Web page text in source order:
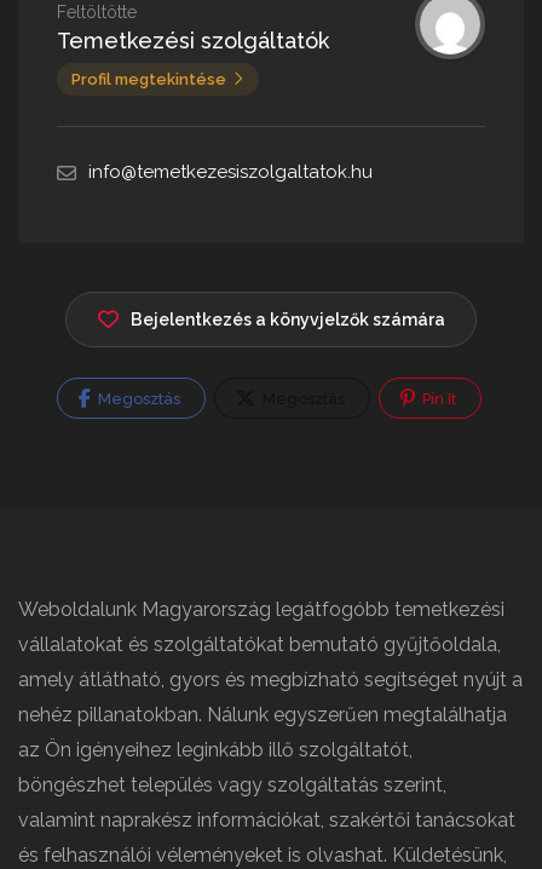
Feltöltötte
Temetkezési szolgáltatók
Profil megtekintése
info@temetkezesiszolgaltatok.hu
Bejelentkezés a könyvjelzők számára
Megosztás Pin It
Weboldalunk Magyarország legátfogóbb temetkezési
vállalatokat és szolgáltatókat bemutató gyűjtőoldala,
amely átlátható, gyors és megbízható segítséget nyújt a
nehéz pillanatokban. Nálunk egyszerűen megtalálhatja
az Ön igényeihez leginkább illő szolgáltatót,
böngészhet település vagy szolgáltatás szerint,
valamint naprakész információkat, szakértői tanácsokat
és felhasználói véleményeket is olvashat. Küldetésünk,